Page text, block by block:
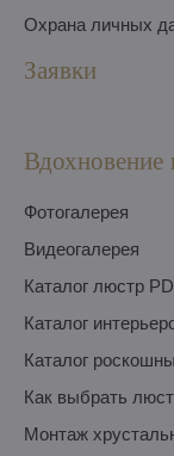
Охрана личных
Заявки
Вдохновение
Фотогалерея
Видеогалерея
Каталог люстр
Каталог
Каталог
Как выбрать
Монтаж